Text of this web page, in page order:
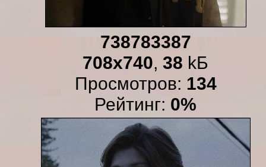
738783387
708x740, 38 kБ
Просмотров: 134
Рейтинг: 0%